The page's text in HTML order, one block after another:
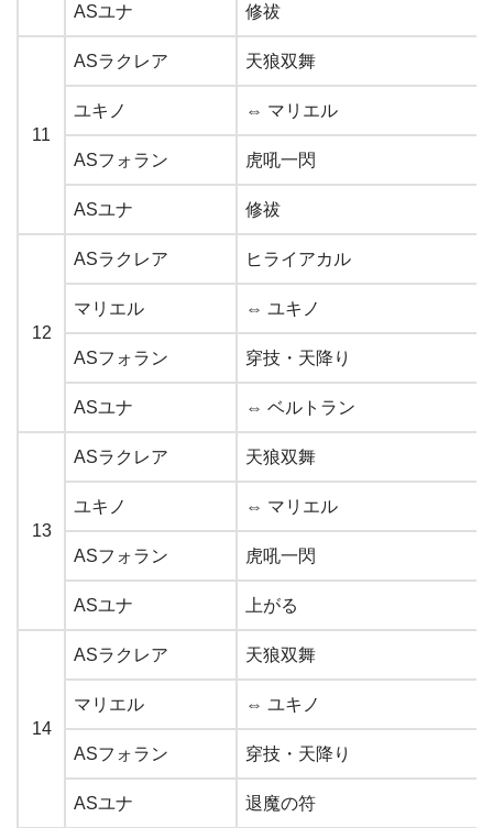
ASユナ 修祓
11
ASラクレア 天狼双舞
ユキノ ⇔ マリエル
ASフォラン 虎吼一閃
ASユナ 修祓
12
ASラクレア ヒライアカル
マリエル ⇔ ユキノ
ASフォラン 穿技・天降り
ASユナ ⇔ ベルトラン
13
ASラクレア 天狼双舞
ユキノ ⇔ マリエル
ASフォラン 虎吼一閃
ASユナ 上がる
14
ASラクレア 天狼双舞
マリエル ⇔ ユキノ
ASフォラン 穿技・天降り
ASユナ 退魔の符